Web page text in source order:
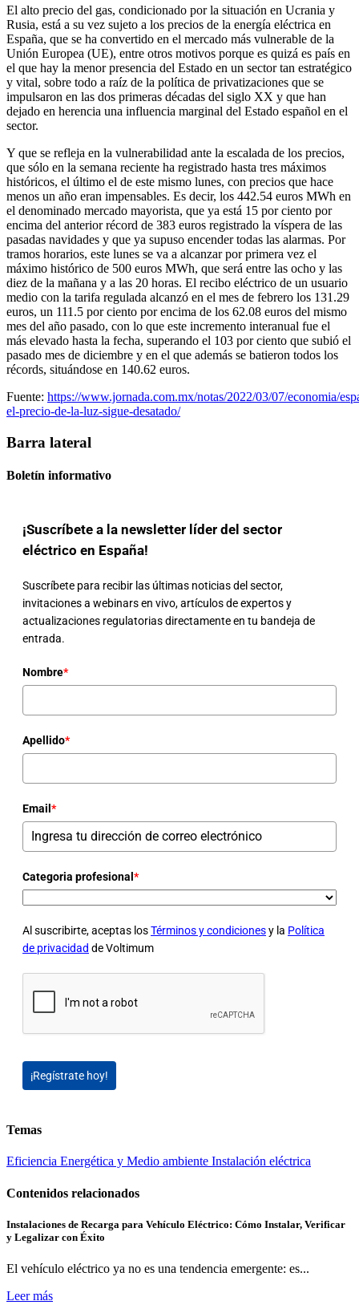
El alto precio del gas, condicionado por la situación en Ucrania y
Rusia, está a su vez sujeto a los precios de la energía eléctrica en
España, que se ha convertido en el mercado más vulnerable de la
Unión Europea (UE), entre otros motivos porque es quizá es país en
el que hay la menor presencia del Estado en un sector tan estratégico
y vital, sobre todo a raíz de la política de privatizaciones que se
impulsaron en las dos primeras décadas del siglo XX y que han
dejado en herencia una influencia marginal del Estado español en el
sector.
Y que se refleja en la vulnerabilidad ante la escalada de los precios,
que sólo en la semana reciente ha registrado hasta tres máximos
históricos, el último el de este mismo lunes, con precios que hace
menos un año eran impensables. Es decir, los 442.54 euros MWh en
el denominado mercado mayorista, que ya está 15 por ciento por
encima del anterior récord de 383 euros registrado la víspera de las
pasadas navidades y que ya supuso encender todas las alarmas. Por
tramos horarios, este lunes se va a alcanzar por primera vez el
máximo histórico de 500 euros MWh, que será entre las ocho y las
diez de la mañana y a las 20 horas. El recibo eléctrico de un usuario
medio con la tarifa regulada alcanzó en el mes de febrero los 131.29
euros, un 111.5 por ciento por encima de los 62.08 euros del mismo
mes del año pasado, con lo que este incremento interanual fue el
más elevado hasta la fecha, superando el 103 por ciento que subió el
pasado mes de diciembre y en el que además se batieron todos los
récords, situándose en 140.62 euros.
Fuente: https://www.jornada.com.mx/notas/2022/03/07/economia/
el-precio-de-la-luz-sigue-desatado/
Barra lateral
Boletín informativo
¡Suscríbete a la newsletter líder del sector
eléctrico en España!
Suscríbete para recibir las últimas noticias del sector,
invitaciones a webinars en vivo, artículos de expertos y
actualizaciones regulatorias directamente en tu bandeja de
entrada.
Nombre*
Apellido*
Email *
Categoria profesional *
Al suscribirte, aceptas losTérminos y condicionesy la Política
de privacidad de Voltimum
¡Regístrate hoy!
Temas
Eficiencia Energética y Medio ambiente Instalación eléctrica
Contenidos relacionados
Instalaciones de Recarga para Vehículo Eléctrico: Cómo Instalar, Verificar
y Legalizar con Éxito
El vehículo eléctrico ya no es una tendencia emergente: es...
Leer más